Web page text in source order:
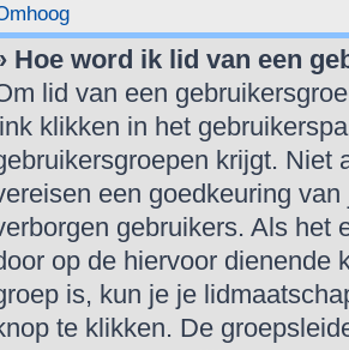
Hoe word ik lid van een
lid van een
klikken in het
krijgt. Niet
een goedkeuring
gebruikers. Als het
op de hiervoor dienende
is, kun je je
te klikken. De